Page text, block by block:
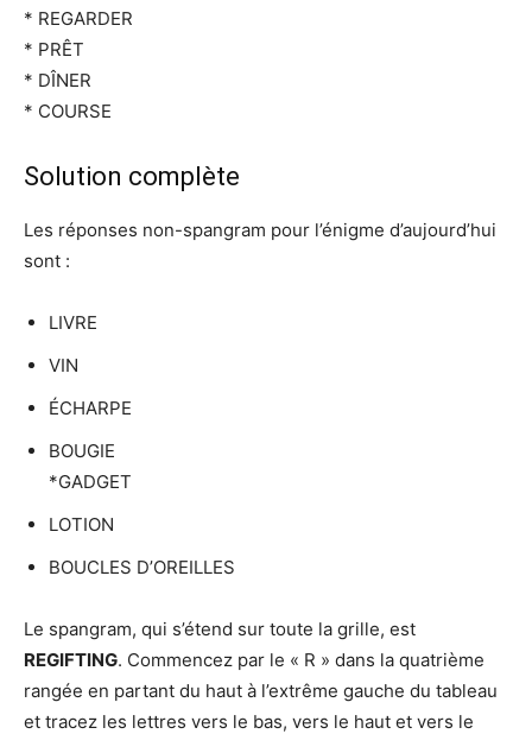
* REGARDER
* PRÊT
* DÎNER
* COURSE
Solution complète
Les réponses non-spangram pour l’énigme d’aujourd’hui
sont :
LIVRE
VIN
ÉCHARPE
BOUGIE
*GADGET
LOTION
BOUCLES D’OREILLES
Le spangram, qui s’étend sur toute la grille, est
REGIFTING. Commencez par le « R » dans la quatrième
rangée en partant du haut à l’extrême gauche du tableau
et tracez les lettres vers le bas, vers le haut et vers le